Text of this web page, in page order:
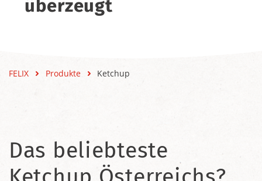
überzeugt
FELIX Produkte Ketchup
Das beliebteste